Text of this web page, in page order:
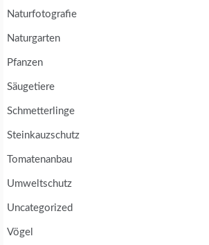
Naturfotografie
Naturgarten
Pfanzen
Säugetiere
Schmetterlinge
Steinkauzschutz
Tomatenanbau
Umweltschutz
Uncategorized
Vögel